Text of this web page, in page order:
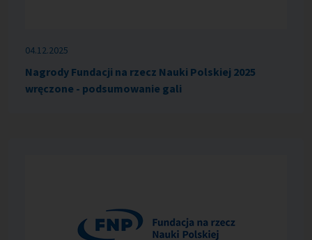
04.12.2025
Nagrody Fundacji na rzecz Nauki Polskiej 2025
wręczone - podsumowanie gali